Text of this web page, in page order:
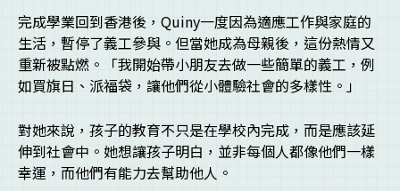
完成學業回到香港後，Quiny一度因為適應工作與家庭的
生活，暫停了義工參與。但當她成為母親後，這份熱情又
重新被點燃。「我開始帶小朋友去做一些簡單的義工，例
如買旗日、派福袋，讓他們從小體驗社會的多樣性。」
對她來說，孩子的教育不只是在學校內完成，而是應該延
伸到社會中。她想讓孩子明白，並非每個人都像他們一樣
幸運，而他們有能力去幫助他人。